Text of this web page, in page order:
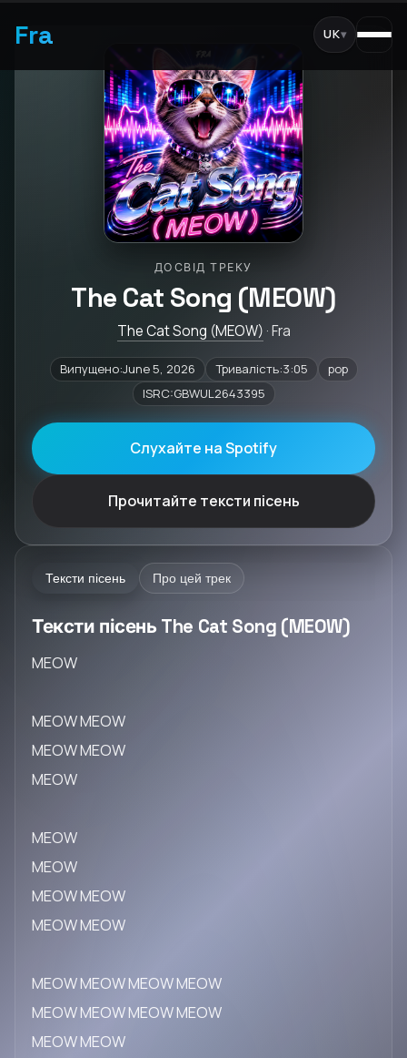
Fra UK▾
ДОСВІД ТРЕКУ
The Cat Song (MEOW)
The Cat Song (MEOW) · Fra
Випущено:June 5, 2026 Тривалість:3:05
pop
ISRC:GBWUL2643395
Слухайте на Spotify
Прочитайте тексти пісень
Тексти пісень Про цей трек
Тексти пісень The Cat Song (MEOW)
MEOW
MEOW MEOW
MEOW MEOW
MEOW
MEOW
MEOW
MEOW MEOW
MEOW MEOW
MEOW MEOW MEOW MEOW
MEOW MEOW MEOW MEOW
MEOW MEOW